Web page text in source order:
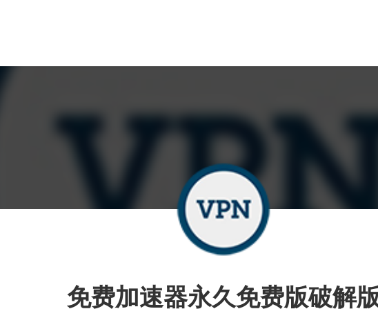
免费加速器永久免费版破解